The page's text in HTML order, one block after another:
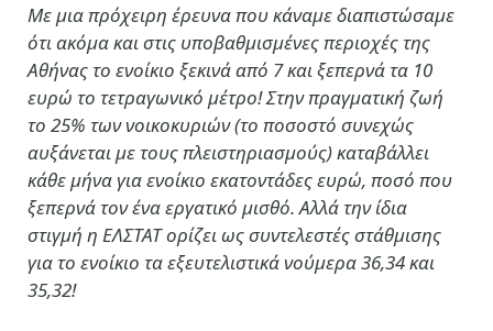
Με μια πρόχειρη έρευνα που κάναμε διαπιστώσαμε
ότι ακόμα και στις υποβαθμισμένες περιοχές της
Αθήνας το ενοίκιο ξεκινά από 7 και ξεπερνά τα 10
ευρώ το τετραγωνικό μέτρο! Στην πραγματική ζωή
το 25% των νοικοκυριών (το ποσοστό συνεχώς
αυξάνεται με τους πλειστηριασμούς) καταβάλλει
κάθε μήνα για ενοίκιο εκατοντάδες ευρώ, ποσό που
ξεπερνά τον ένα εργατικό μισθό. Αλλά την ίδια
στιγμή η ΕΛΣΤΑΤ ορίζει ως συντελεστές στάθμισης
για το ενοίκιο τα εξευτελιστικά νούμερα 36,34 και
35,32!